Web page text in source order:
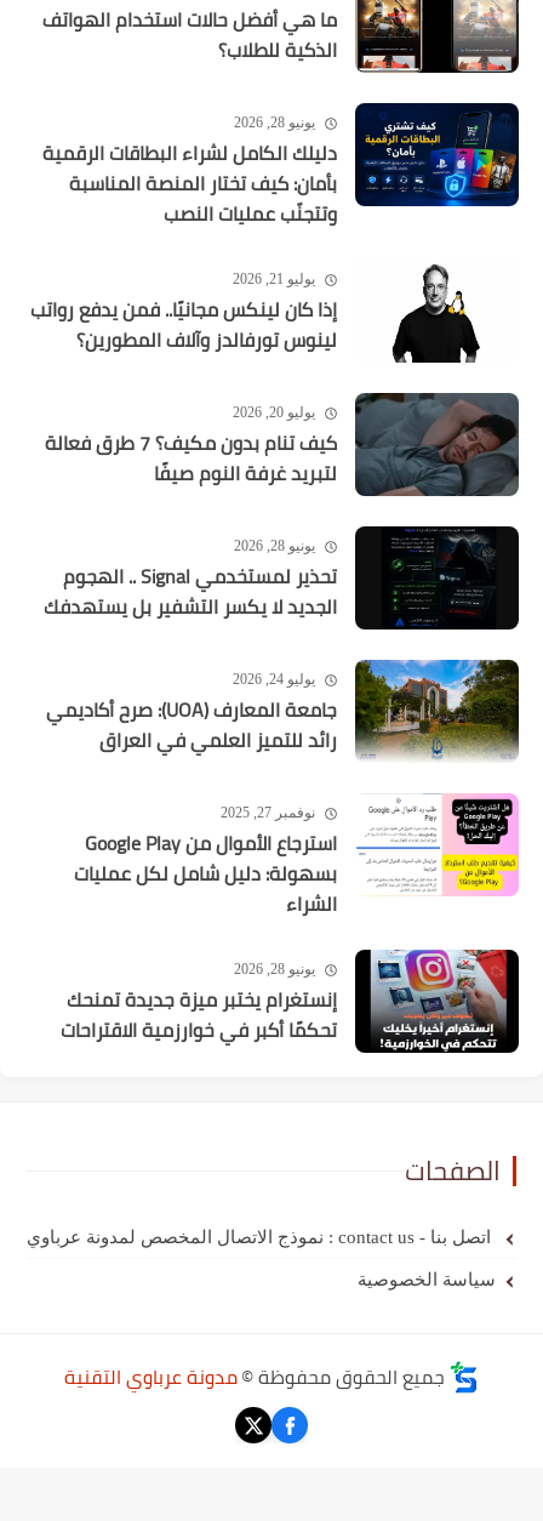
ما هي أفضل حالات استخدام الهواتف
الذكية للطلاب؟
يونيو 28, 2026
دليلك الكامل لشراء البطاقات الرقمية
بأمان: كيف تختار المنصة المناسبة
وتتجنّب عمليات النصب
يوليو 21, 2026
إذا كان لينكس مجانيًا.. فمن يدفع رواتب
لينوس تورفالدز وآلاف المطورين؟
يوليو 20, 2026
كيف تنام بدون مكيف؟ 7 طرق فعالة
لتبريد غرفة النوم صيفًا
يونيو 28, 2026
تحذير لمستخدمي Signal .. الهجوم
الجديد لا يكسر التشفير بل يستهدفك
يوليو 24, 2026
جامعة المعارف (UOA): صرح أكاديمي
رائد للتميز العلمي في العراق
نوفمبر 27, 2025
استرجاع الأموال من Google Play
بسهولة: دليل شامل لكل عمليات
الشراء
يونيو 28, 2026
إنستغرام يختبر ميزة جديدة تمنحك
تحكمًا أكبر في خوارزمية الاقتراحات
الصفحات
اتصل بنا - contact us : نموذج الاتصال المخصص لمدونة عرباوي
سياسة الخصوصية
جميع الحقوق محفوظة ©مدونة عرباوي التقنية